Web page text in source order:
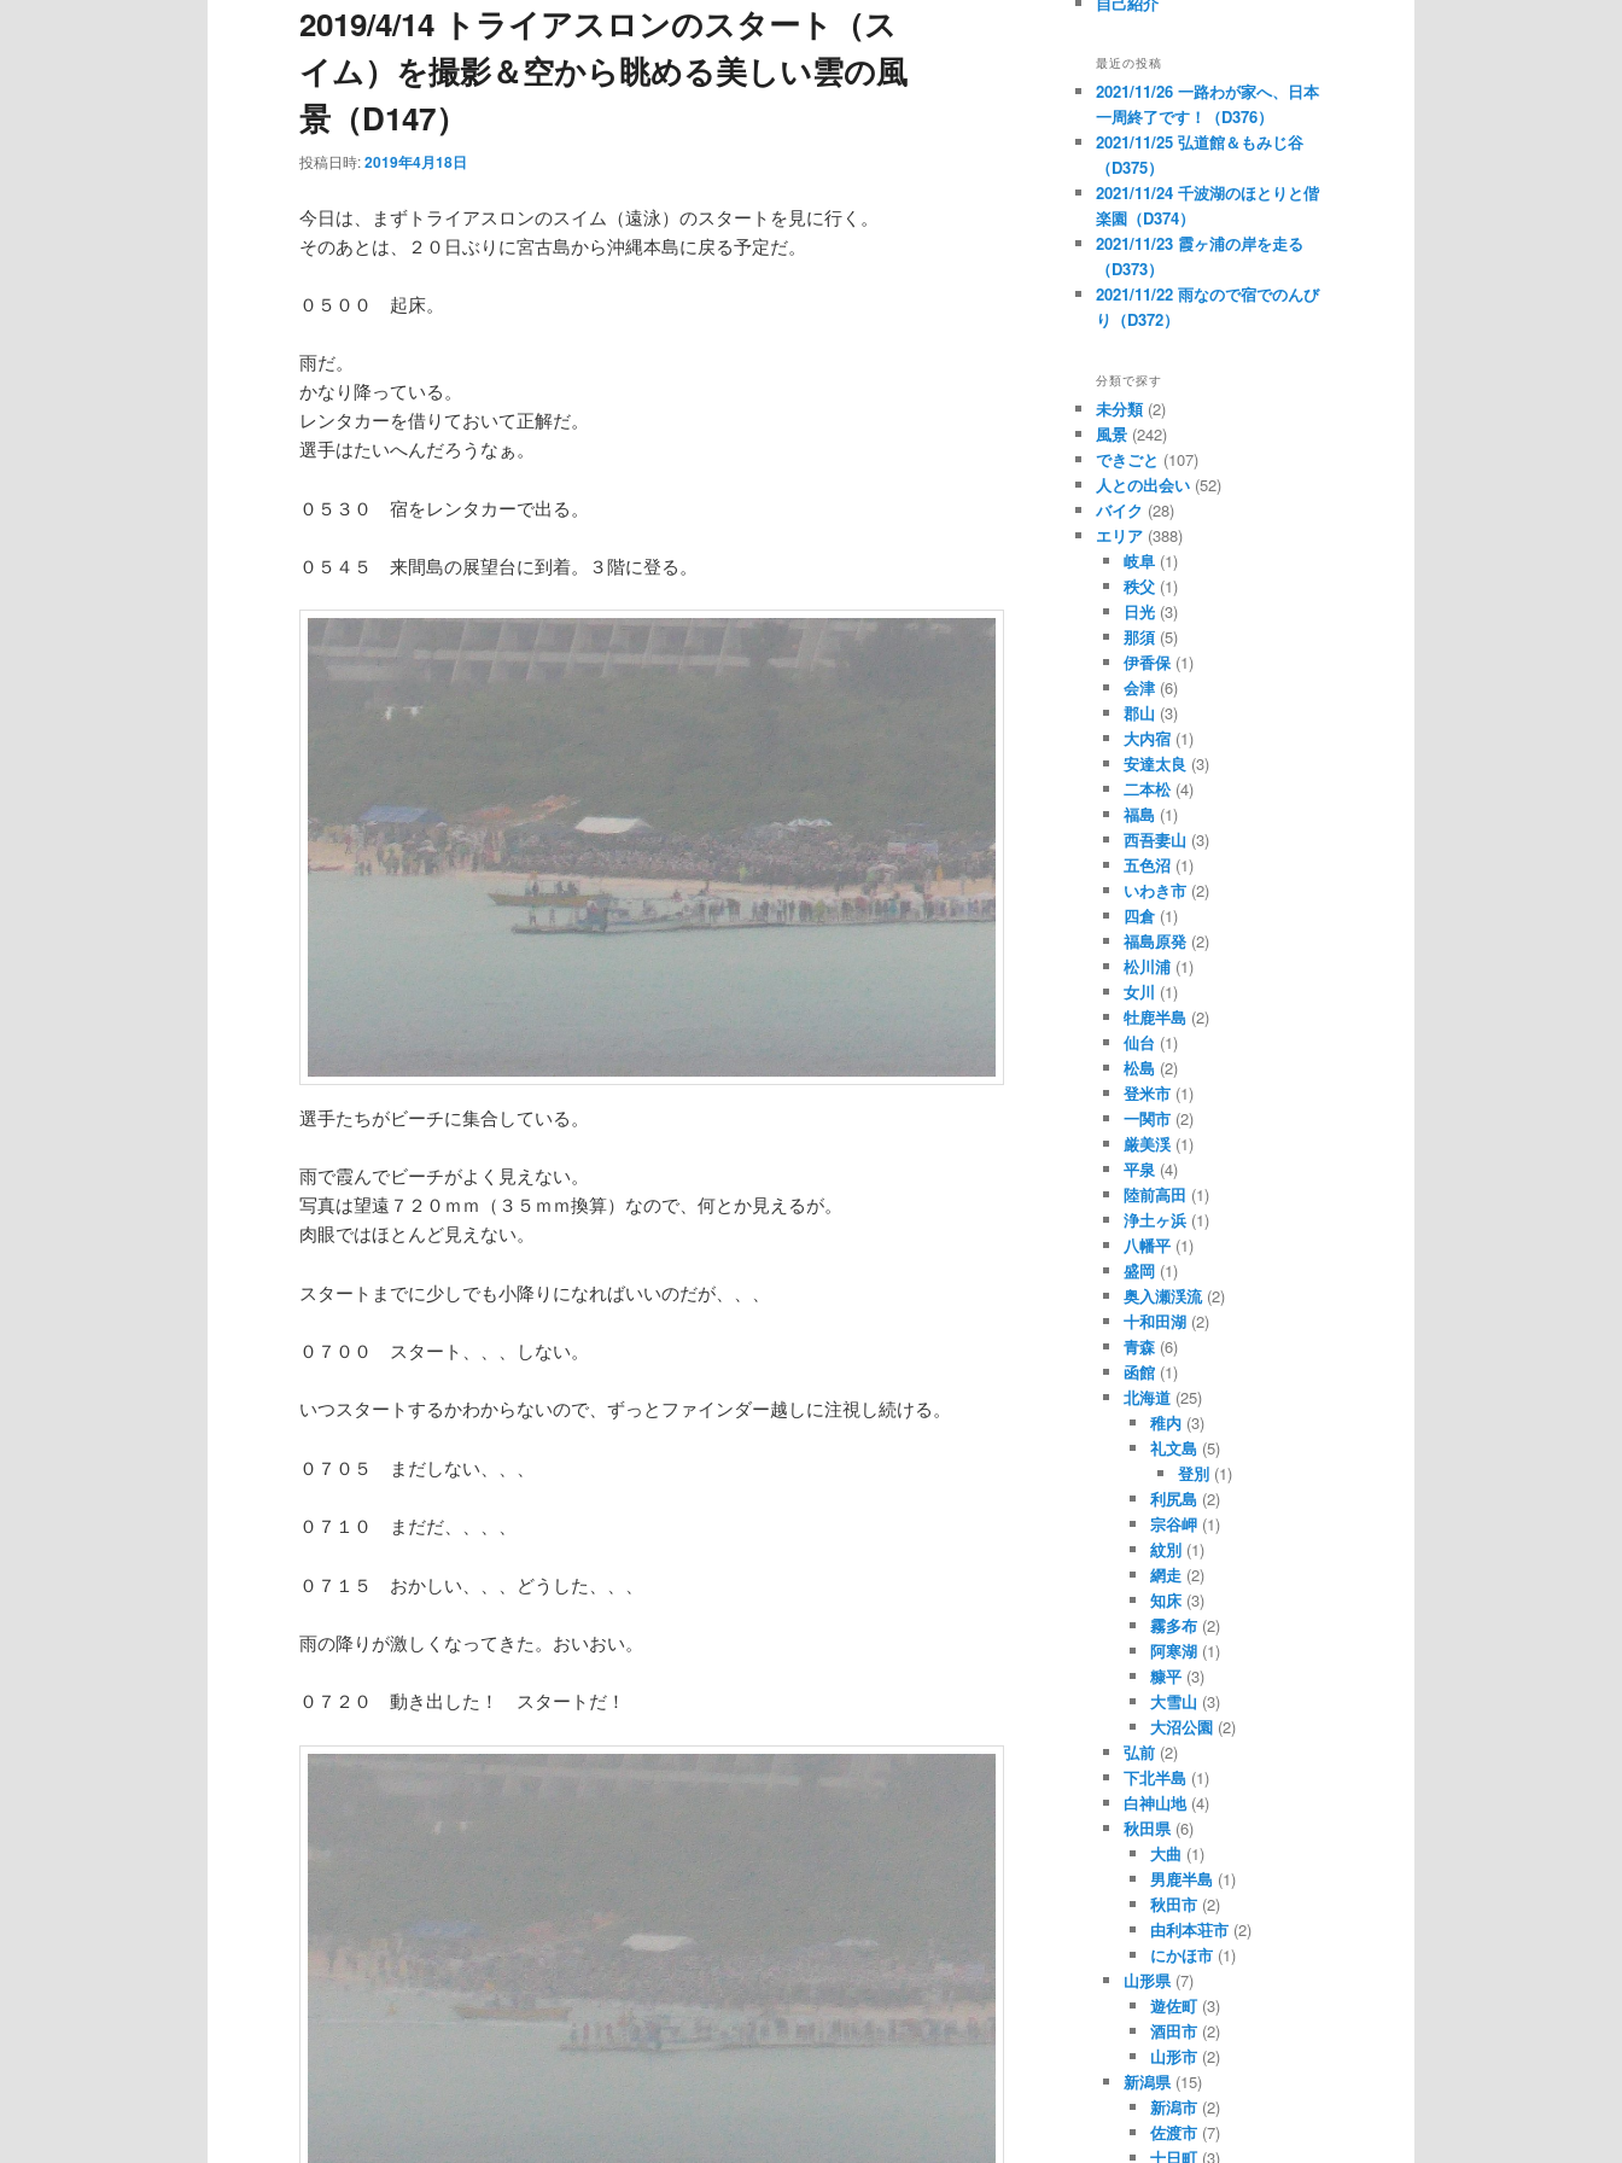
2019/4/14 トライアスロンのスタート（ス
イム）を撮影＆空から眺める美しい雲の風
景（D147）
投稿日時:2019年4月18日
今日は、まずトライアスロンのスイム（遠泳）のスタートを見に行く。
そのあとは、２０日ぶりに宮古島から沖縄本島に戻る予定だ。
０５００ 起床。
雨だ。
かなり降っている。
レンタカーを借りておいて正解だ。
選手はたいへんだろうなぁ。
０５３０ 宿をレンタカーで出る。
０５４５ 来間島の展望台に到着。３階に登る。
選手たちがビーチに集合している。
雨で霞んでビーチがよく見えない。
写真は望遠７２０ｍｍ（３５ｍｍ換算）なので、何とか見えるが。
肉眼ではほとんど見えない。
スタートまでに少しでも小降りになればいいのだが、、、
０７００ スタート、、、しない。
いつスタートするかわからないので、ずっとファインダー越しに注視し続ける。
０７０５ まだしない、、、
０７１０ まだだ、、、、
０７１５ おかしい、、、どうした、、、
雨の降りが激しくなってきた。おいおい。
０７２０ 動き出した！ スタートだ！
最近の投稿
2021/11/26 一路わが家へ、日本
一周終了です！（D376）
2021/11/25 弘道館＆もみじ谷
（D375）
2021/11/24 千波湖のほとりと偕
楽園（D374）
2021/11/23 霞ヶ浦の岸を走る
（D373）
2021/11/22 雨なので宿でのんび
り（D372）
分類で探す
未分類(2)
風景 (242)
できごと (107)
人との出会い (52)
バイク (28)
エリア (388)
岐阜(1)
秩父(1)
日光(3)
那須(5)
伊香保(1)
会津(6)
郡山 (3)
大内宿(1)
安達太良 (3)
二本松(4)
福島(1)
西吾妻山 (3)
五色沼(1)
いわき市(2)
四倉(1)
福島原発(2)
松川浦(1)
女川 (1)
牡鹿半島(2)
仙台 (1)
松島(2)
登米市(1)
一関市(2)
厳美渓(1)
平泉 (4)
陸前高田 (1)
浄土ヶ浜(1)
八幡平(1)
盛岡(1)
奥入瀬渓流(2)
十和田湖(2)
青森(6)
函館(1)
北海道(25)
稚内 (3)
礼文島 (5)
登別(1)
利尻島 (2)
宗谷岬 (1)
紋別 (1)
網走 (2)
知床 (3)
霧多布 (2)
阿寒湖 (1)
糠平 (3)
大雪山 (3)
大沼公園 (2)
弘前(2)
下北半島(1)
白神山地(4)
秋田県(6)
大曲 (1)
男鹿半島 (1)
秋田市 (2)
由利本荘市 (2)
にかほ市 (1)
山形県(7)
遊佐町 (3)
酒田市 (2)
山形市 (2)
新潟県(15)
新潟市 (2)
佐渡市 (7)
十日町 (3)